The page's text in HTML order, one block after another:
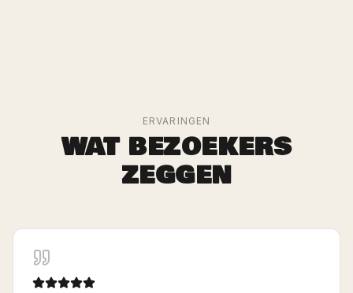
ERVARINGEN
WAT BEZOEKERS
ZEGGEN